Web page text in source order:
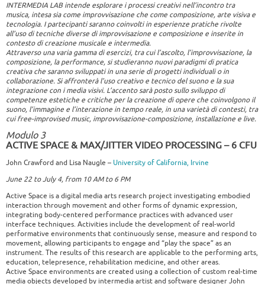
INTERMEDIA LAB intende esplorare i processi creativi nell’incontro tra
musica, intesa sia come improvvisazione che come composizione, arte visiva e
tecnologia. I partecipanti saranno coinvolti in esperienze pratiche rivolte
all’uso di tecniche diverse di improvvisazione e composizione e inserite in
contesto di creazione musicale e intermedia.
Attraverso una varia gamma di esercizi, tra cui l’ascolto, l’improvvisazione, la
composizione, la performance, si studieranno nuovi paradigmi di pratica
creativa che saranno sviluppati in una serie di progetti individuali o in
collaborazione. Si affronterà l’uso creativo e tecnico del suono e la sua
integrazione con i media visivi. L’accento sarà posto sullo sviluppo di
competenze estetiche e critiche per la creazione di opere che coinvolgono il
suono, l’immagine e l’interazione in tempo reale, in una varietà di contesti, tra
cui free-improvised music, improvvisazione-composizione, installazione e live.
Modulo 3
ACTIVE SPACE & MAX/JITTER VIDEO PROCESSING – 6 CFU
John Crawford and Lisa Naugle – University of California, Irvine
June 22 to July 4, from 10 AM to 6 PM
Active Space is a digital media arts research project investigating embodied
interaction through movement and other forms of dynamic expression,
integrating body-centered performance practices with advanced user
interface techniques. Activities include the development of real-world
performative environments that continuously sense, measure and respond to
movement, allowing participants to engage and “play the space” as an
instrument. The results of this research are applicable to the performing arts,
education, telepresence, rehabilitation medicine, and other areas.
Active Space environments are created using a collection of custom real-time
media objects developed by intermedia artist and software designer John